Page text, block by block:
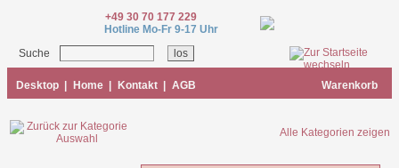
+49 30 70 177 229
Hotline Mo-Fr 9-17 Uhr
Suche
Desktop Home Kontakt AGB Warenkorb
Alle Kategorien zeigen